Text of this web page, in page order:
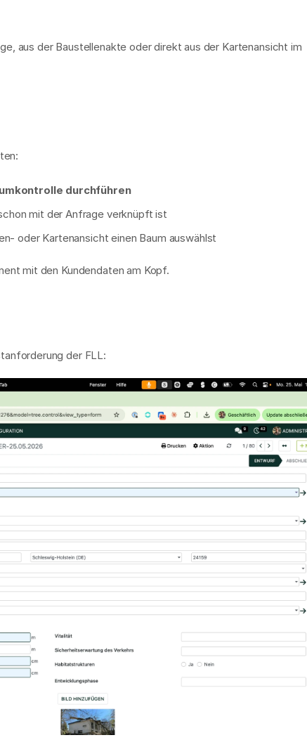
aus der Baustellenakte oder direkt aus der Kartenansicht im
durchführen
mit der Anfrage verknüpft ist
oder Kartenansicht einen Baum auswählst
mit den Kundendaten am Kopf.
der FLL: